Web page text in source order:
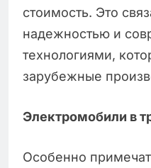
стоимость. Это
надежностью и
технологиями,
зарубежные
Электромобили в
Особенно